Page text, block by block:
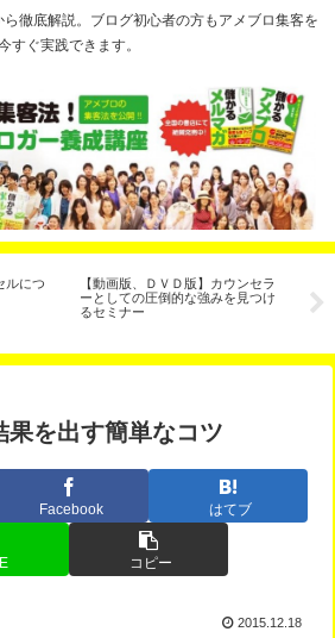
徹底解説。ブログ初心者の方もアメブロ集客を
すぐ実践できます。
ルにつ
【動画版、ＤＶＤ版】カウンセラ
ーとしての圧倒的な強みを見つけ
るセミナー
法
通
果を出す簡単なコツ
Facebook はてブ
コピー
2015.12.18